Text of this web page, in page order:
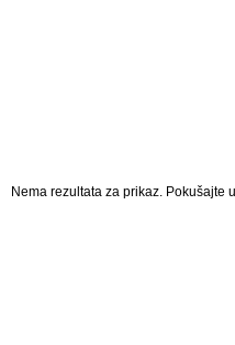
Nema rezultata za prikaz. Pokušajte